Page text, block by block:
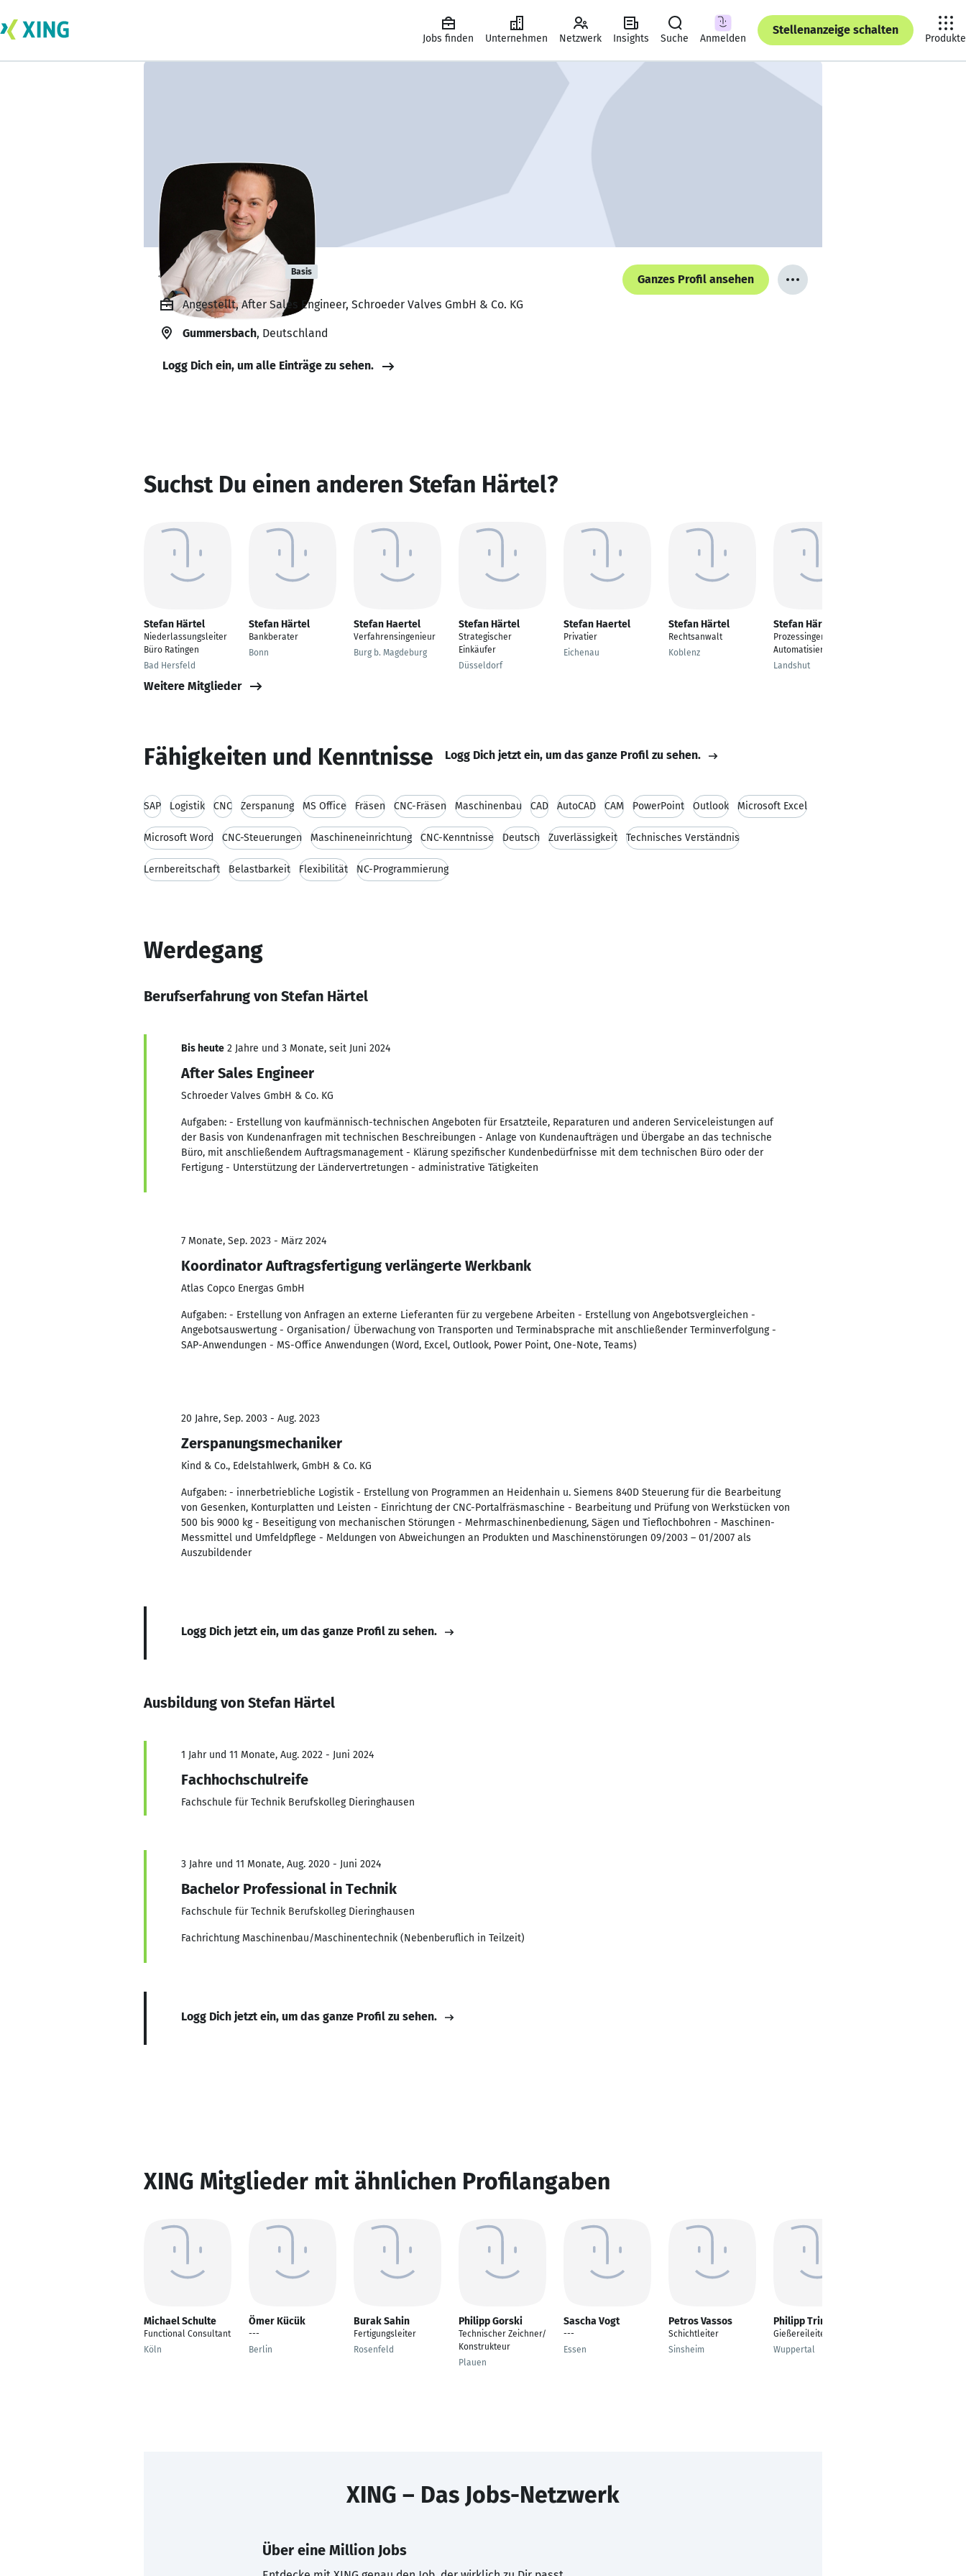
Jobs finden Unternehmen Netzwerk Insights Suche Anmelden
Stellenanzeige schalten
Produkte
Stefan Härtel Basis
Ganzes Profil ansehen
Angestellt, After Sales Engineer, Schroeder Valves GmbH & Co. KG
Gummersbach, Deutschland
Logg Dich ein, um alle Einträge zu sehen.
Suchst Du einen anderen Stefan Härtel?
Stefan Härtel
Niederlassungsleiter
Büro Ratingen
Bad Hersfeld
Stefan Härtel
Bankberater
Bonn
Stefan Haertel
Verfahrensingenieur
Burg b. Magdeburg
Stefan Härtel
Strategischer
Einkäufer
Düsseldorf
Stefan Haertel
Privatier
Eichenau
Stefan Härtel
Rechtsanwalt
Koblenz
Stefan Härtel
Prozessingenieur
Automatisierung
Landshut
Weitere Mitglieder
Fähigkeiten und Kenntnisse Logg Dich jetzt ein, um das ganze Profil zu sehen.
SAP Logistik CNC Zerspanung MS Office Fräsen CNC-Fräsen Maschinenbau CAD AutoCAD CAM PowerPoint Outlook Microsoft Excel
Microsoft Word CNC-Steuerungen Maschineneinrichtung CNC-Kenntnisse Deutsch Zuverlässigkeit Technisches Verständnis
Lernbereitschaft Belastbarkeit Flexibilität NC-Programmierung
Werdegang
Berufserfahrung von Stefan Härtel
Bis heute 2 Jahre und 3 Monate, seit Juni 2024
After Sales Engineer
Schroeder Valves GmbH & Co. KG
Aufgaben: - Erstellung von kaufmännisch-technischen Angeboten für Ersatzteile, Reparaturen und anderen Serviceleistungen auf
der Basis von Kundenanfragen mit technischen Beschreibungen - Anlage von Kundenaufträgen und Übergabe an das technische
Büro, mit anschließendem Auftragsmanagement - Klärung spezifischer Kundenbedürfnisse mit dem technischen Büro oder der
Fertigung - Unterstützung der Ländervertretungen - administrative Tätigkeiten
7 Monate, Sep. 2023 - März 2024
Koordinator Auftragsfertigung verlängerte Werkbank
Atlas Copco Energas GmbH
Aufgaben: - Erstellung von Anfragen an externe Lieferanten für zu vergebene Arbeiten - Erstellung von Angebotsvergleichen -
Angebotsauswertung - Organisation/ Überwachung von Transporten und Terminabsprache mit anschließender Terminverfolgung -
SAP-Anwendungen - MS-Office Anwendungen (Word, Excel, Outlook, Power Point, One-Note, Teams)
20 Jahre, Sep. 2003 - Aug. 2023
Zerspanungsmechaniker
Kind & Co., Edelstahlwerk, GmbH & Co. KG
Aufgaben: - innerbetriebliche Logistik - Erstellung von Programmen an Heidenhain u. Siemens 840D Steuerung für die Bearbeitung
von Gesenken, Konturplatten und Leisten - Einrichtung der CNC-Portalfräsmaschine - Bearbeitung und Prüfung von Werkstücken von
500 bis 9000 kg - Beseitigung von mechanischen Störungen - Mehrmaschinenbedienung, Sägen und Tieflochbohren - Maschinen-
Messmittel und Umfeldpflege - Meldungen von Abweichungen an Produkten und Maschinenstörungen 09/2003 – 01/2007 als
Auszubildender
Logg Dich jetzt ein, um das ganze Profil zu sehen.
Ausbildung von Stefan Härtel
1 Jahr und 11 Monate, Aug. 2022 - Juni 2024
Fachhochschulreife
Fachschule für Technik Berufskolleg Dieringhausen
3 Jahre und 11 Monate, Aug. 2020 - Juni 2024
Bachelor Professional in Technik
Fachschule für Technik Berufskolleg Dieringhausen
Fachrichtung Maschinenbau/Maschinentechnik (Nebenberuflich in Teilzeit)
Logg Dich jetzt ein, um das ganze Profil zu sehen.
XING Mitglieder mit ähnlichen Profilangaben
Michael Schulte
Functional Consultant
Köln
Ömer Kücük
---
Berlin
Burak Sahin
Fertigungsleiter
Rosenfeld
Philipp Gorski
Technischer Zeichner/
Konstrukteur
Plauen
Sascha Vogt
---
Essen
Petros Vassos
Schichtleiter
Sinsheim
Philipp Trinkaus
Gießereileiter
Wuppertal
XING – Das Jobs-Netzwerk
Über eine Million Jobs